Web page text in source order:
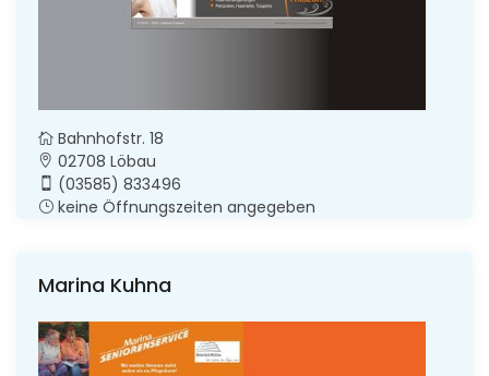
Bahnhofstr. 18
02708 Löbau
(03585) 833496
keine Öffnungszeiten angegeben
Marina Kuhna